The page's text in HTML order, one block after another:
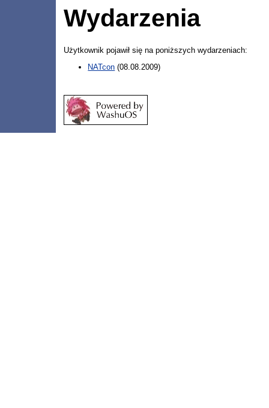
Wydarzenia
Użytkownik pojawił się na poniższych wydarzeniach:
NATcon (08.08.2009)